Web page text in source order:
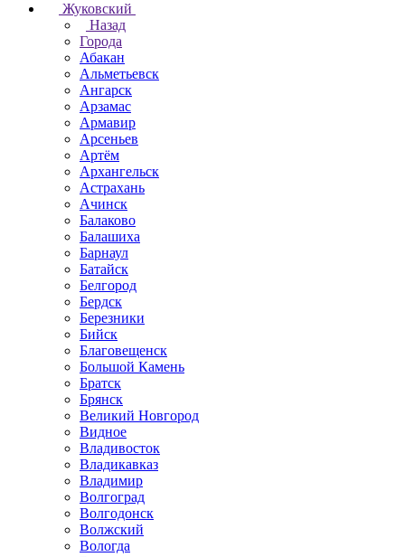
Жуковский
Назад
Города
Абакан
Альметьевск
Ангарск
Арзамас
Армавир
Арсеньев
Артём
Архангельск
Астрахань
Ачинск
Балаково
Балашиха
Барнаул
Батайск
Белгород
Бердск
Березники
Бийск
Благовещенск
Большой Камень
Братск
Брянск
Великий Новгород
Видное
Владивосток
Владикавказ
Владимир
Волгоград
Волгодонск
Волжский
Вологда